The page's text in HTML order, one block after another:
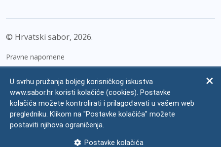
© Hrvatski sabor, 2026
Pravne napomene
Zaštita osobnih podataka
Impressum
Česta pitanja
U svrhu pružanja boljeg korisničkog iskustva
www.sabor.hr koristi kolačiće (cookies). Postavke
kolačića možete kontrolirati i prilagođavati u vašem web
pregledniku. Klikom na "Postavke kolačića" možete
postaviti njihova ograničenja.
Postavke kolačića